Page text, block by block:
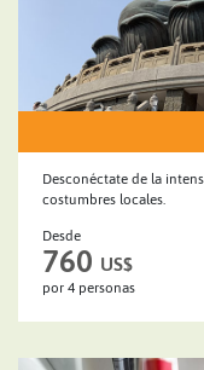
Desconéctate de la
costumbres locales.
Desde
760 US$
por 4 personas